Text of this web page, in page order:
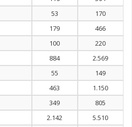
53
170
179
466
100
220
884
2.569
55
149
463
1.150
349
805
2.142
5.510